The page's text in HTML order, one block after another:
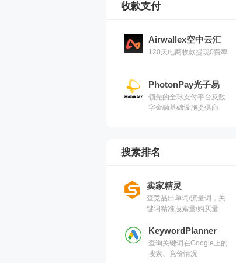
收款支付
Airwallex空中云汇
120天电商收款提现0费率
PhotonPay光子易
领先的全球支付平台及数
字金融基础设施提供商
搜素排名
卖家精灵
查竞品出单词/流量词，关
键词精准搜索量/购买量
KeywordPlanner
查询关键词在Google上的
搜索、竞价情况